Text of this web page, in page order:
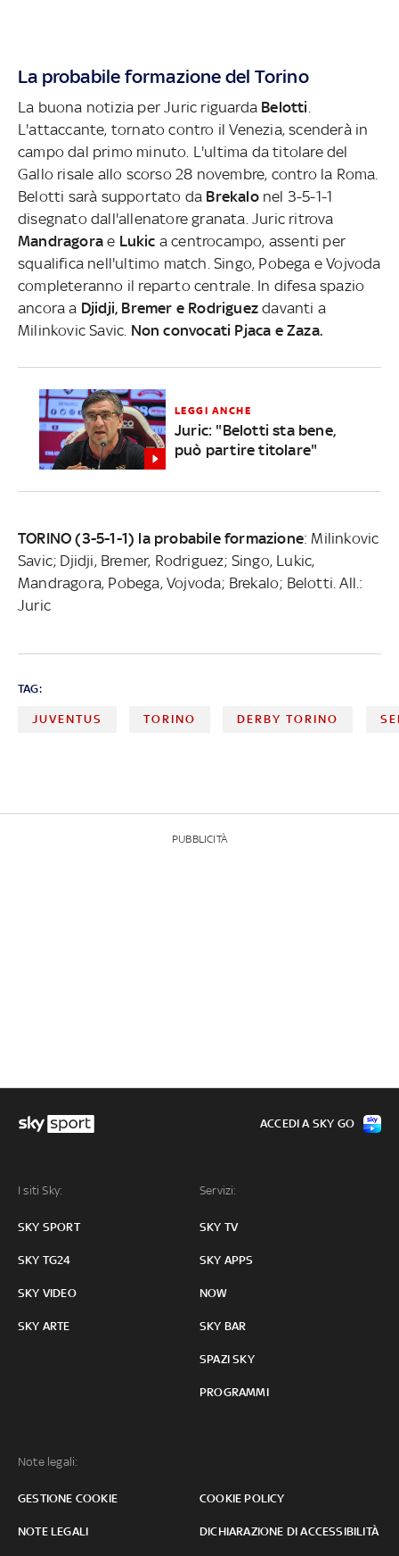
La probabile formazione del Torino
La buona notizia per Juric riguarda Belotti
L'attaccante, tornato contro il Venezia, scenderà in
campo dal primo minuto. L'ultima da titolare del
Gallo risale allo scorso 28 novembre, contro la Roma.
Belotti sarà supportato da Brekalo nel 3-5-1-1
disegnato dall'allenatore granata. Juric ritrova
Mandragorae Lukic a centrocampo, assenti per
squalifica nell'ultimo match. Singo, Pobega e Vojvoda
completeranno il reparto centrale. In difesa spazio
ancora a Djidji, Bremer e Rodriguez davanti a
Milinkovic Savic. Non convocati Pjaca e Zaza.
LEGGI ANCHE
Juric: "Belotti sta bene,
può partire titolare"
TORINO (3-5-1-1) la probabile formazione: Milinkovic
Savic; Djidji, Bremer, Rodriguez; Singo, Lukic,
Mandragora, Pobega, Vojvoda; Brekalo; Belotti. All.:
Juric
TAG:
JUVENTUS TORINO DERBY TORINO
PUBBLICITÀ
I siti Sky:
SKY SPORT
SKY TG24
SKY VIDEO
SKY ARTE
Servizi:
SKY TV
SKY APPS
NOW
SKY BAR
SPAZI SKY
PROGRAMMI
Note legali:
GESTIONE COOKIE COOKIE POLICY
NOTE LEGALI DICHIARAZIONE DI ACCESSIBILITÀ
ACCEDI A SKY GO